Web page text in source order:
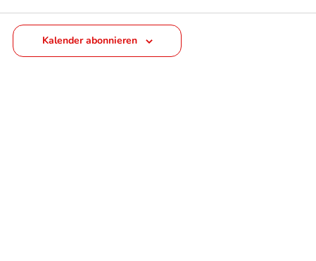
Kalender abonnieren